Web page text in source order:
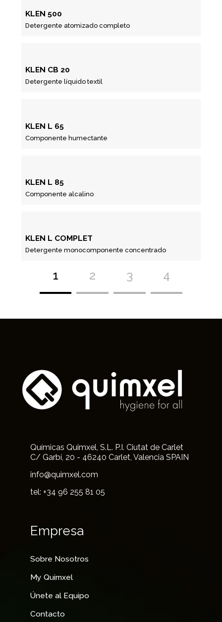
KLEN 500
Detergente atomizado completo
KLEN CB 20
Detergente líquido textil
KLEN L 65
Componente humectante
KLEN L 85
Componente alcalino
KLEN L COMPLET
Detergente monocomponente concentrado
1 2 3 4
Químicas Quimxel, S.L. P.I. Ciutat de Carlet
C/ Garbí, 20 - 46240 Carlet, Valencia SPAIN
info@quimxel.com
tel: +34 96 255 81 05
Empresa
Sobre Nosotros
My Quimxel
Únete al Equipo
Contacto